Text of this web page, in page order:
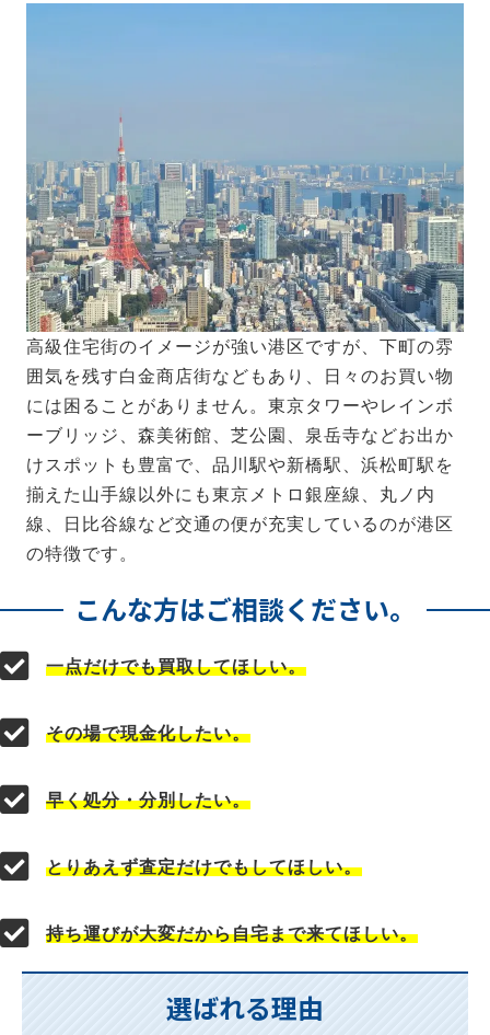
高級住宅街のイメージが強い港区ですが、下町の雰
囲気を残す白金商店街などもあり、日々のお買い物
には困ることがありません。東京タワーやレインボ
ーブリッジ、森美術館、芝公園、泉岳寺などお出か
けスポットも豊富で、品川駅や新橋駅、浜松町駅を
揃えた山手線以外にも東京メトロ銀座線、丸ノ内
線、日比谷線など交通の便が充実しているのが港区
の特徴です。
こんな方はご相談ください。
一点だけでも買取してほしい。
その場で現金化したい。
早く処分・分別したい。
とりあえず査定だけでもしてほしい。
持ち運びが大変だから自宅まで来てほしい。
選ばれる理由